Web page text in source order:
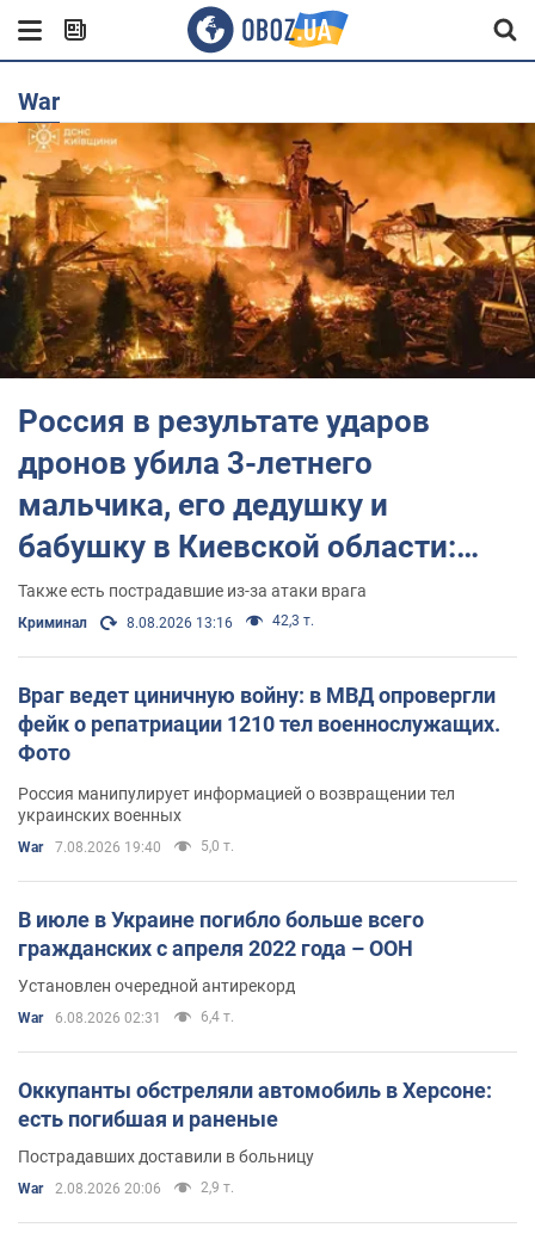
War
Россия в результате ударов
дронов убила 3-летнего
мальчика, его дедушку и
бабушку в Киевской области:
Зеленский отреагировал на
атаку. Фото
Также есть пострадавшие из-за атаки врага
Криминал 8.08.2026 13:16 42,3 т.
Враг ведет циничную войну: в МВД опровергли
фейк о репатриации 1210 тел военнослужащих.
Фото
Россия манипулирует информацией о возвращении тел
украинских военных
War 7.08.2026 19:40 5,0 т.
В июле в Украине погибло больше всего
гражданских с апреля 2022 года – ООН
Установлен очередной антирекорд
War 6.08.2026 02:31 6,4 т.
Оккупанты обстреляли автомобиль в Херсоне:
есть погибшая и раненые
Пострадавших доставили в больницу
War 2.08.2026 20:06 2,9 т.